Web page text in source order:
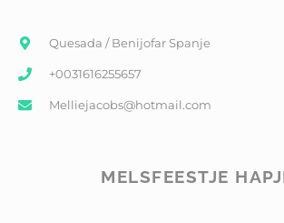
Quesada / Benijofar Spanje
+0031616255657
Melliejacobs@hotmail.com
MELSFEESTJE